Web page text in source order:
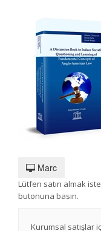
Marc
Lütfen satın almak
butonuna basın.
Kurumsal satışlar